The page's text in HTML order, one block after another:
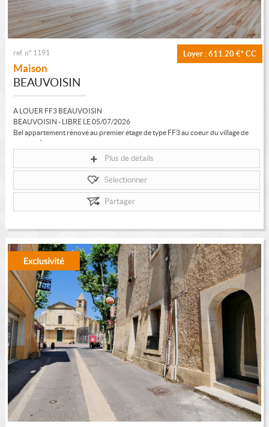
Loyer : 611.20 €* CC
ref. n° 1191
Maison
BEAUVOISIN
A LOUER FF3 BEAUVOISIN
BEAUVOISIN - LIBRE LE 05/07/2026
Bel appartement rénové au premier étage de type FF3 au coeur du village de
Plus de détails
Sélectionner
Partager